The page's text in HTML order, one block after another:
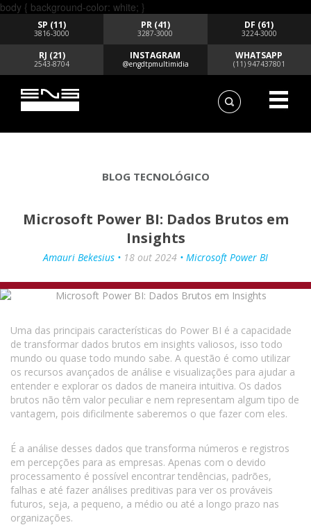
body { background-color: white; }
SP (11)
3816-3000
PR (41)
3287-3000
DF (61)
3224-3000
RJ (21)
2543-8704
INSTAGRAM
@engdtpmultimidia
WHATSAPP
(11) 947437801
BLOG TECNOLÓGICO
Microsoft Power BI: Dados Brutos em
Insights
Amauri Bekesius • 18 out 2024 • Microsoft Power BI
Uma das principais características do Power BI é a capacidade
de transformar dados brutos em insights valiosos, isso todo
mundo ou quase todo mundo sabe. A questão é como utilizar
os recursos avançados de análise e visualizações para ajudar a
entender e explorar os dados de maneira intuitiva. Os dados
brutos não têm valor peculiar e nem representam algum tipo de
vantagem, pois dificilmente saberemos o que fazer com eles.
É a análise desses dados que transforma números e registros
em percepções para as empresas. Apenas com o devido
processamento é possível encontrar tendências, padrões,
falhas e até fazer análises preditivas para ver os prováveis
futuros, seja, a pequeno, a médio ou até a longo prazo nas
organizações.